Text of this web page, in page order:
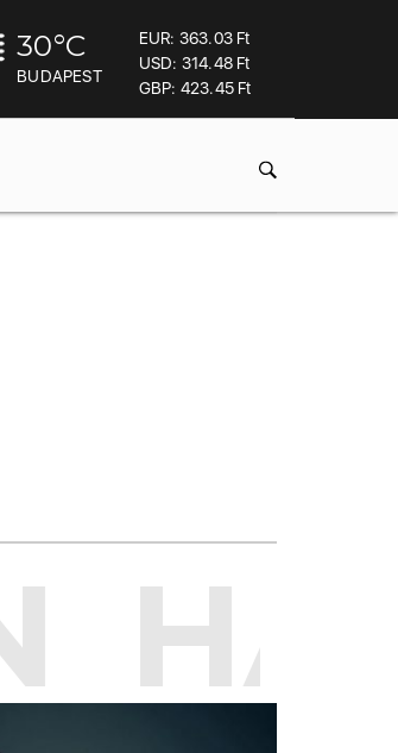
30°C
BUDAPEST
EUR: 363.03 Ft
USD: 314.48 Ft
GBP: 423.45 Ft